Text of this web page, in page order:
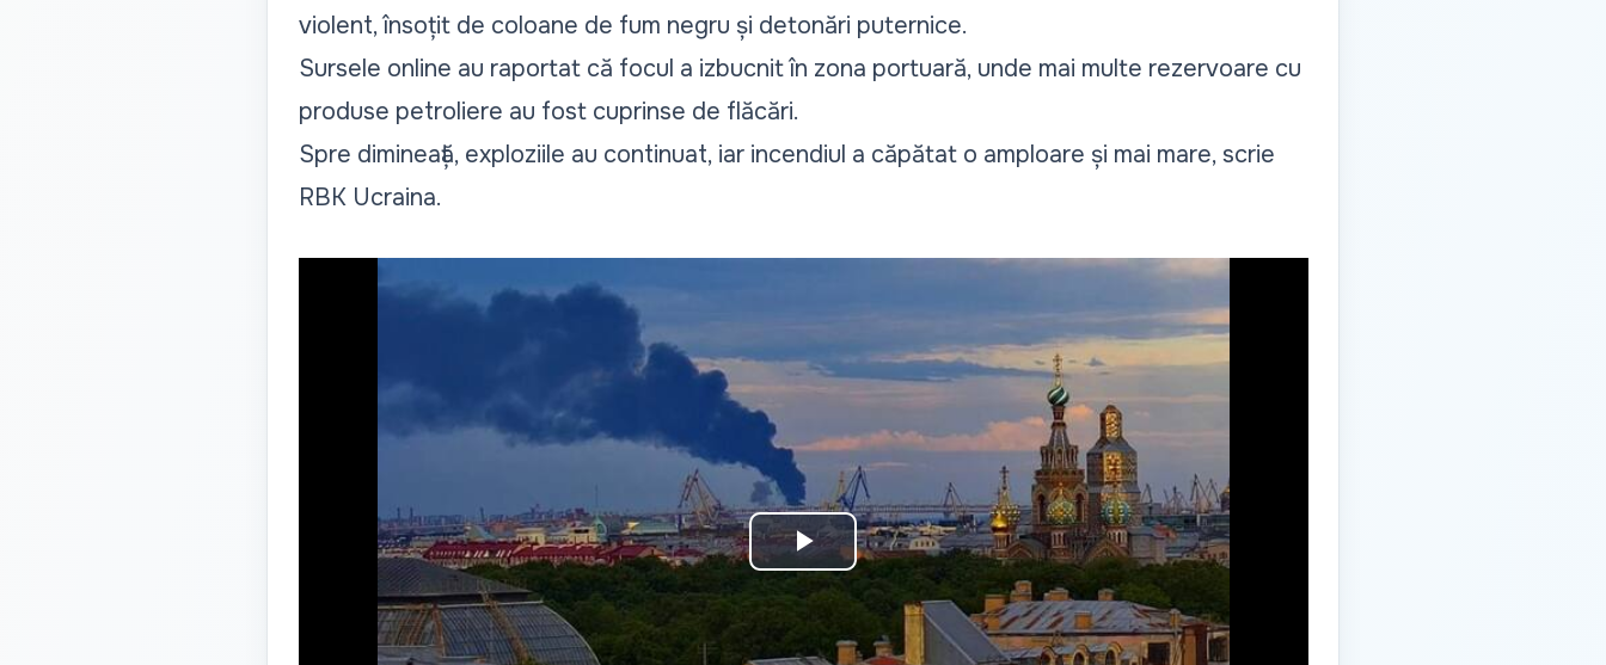
violent, însoțit de coloane de fum negru și detonări puternice.
Sursele online au raportat că focul a izbucnit în zona portuară, unde mai multe rezervoare cu
produse petroliere au fost cuprinse de flăcări.
Spre dimineață, exploziile au continuat, iar incendiul a căpătat o amploare și mai mare, scrie
RBK Ucraina.
Play
Video